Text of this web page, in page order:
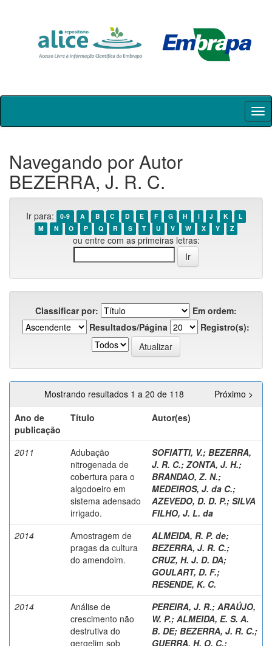
Skip
Navegando por Autor
BEZERRA, J. R. C.
Ir para: 0-9 A B C D E F G H I J K
L
M
N O P Q R S T U V W X Y Z
ou entre com as primeiras letras:
Classificar por:
Em ordem:
Resultados/Página
Registro(s):
Mostrando resultados 1 a 20 de 118
Próximo >
Ano de
publicação
Título Autor(es)
2011
Adubação
nitrogenada de
cobertura para o
algodoeiro em
sistema adensado
irrigado.
SOFIATTI, V.; BEZERRA,
J. R. C.; ZONTA, J. H.;
BRANDAO, Z. N.;
MEDEIROS, J. da C.;
AZEVEDO, D. D. P.; SILVA
FILHO, J. L. da
2014
Amostragem de
pragas da cultura
do amendoim.
ALMEIDA, R. P. de;
BEZERRA, J. R. C.;
CRUZ, H. J. D. DA;
GOULART, D. F.;
RESENDE, K. C.
2014
Análise de
crescimento não
destrutiva do
gergelim sob
PEREIRA, J. R.; ARAÚJO,
W. P.; ALMEIDA, E. S. A.
B. DE; BEZERRA, J. R. C.;
GUERRA, H. O. C.;